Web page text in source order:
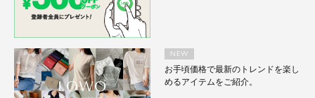
NEW
お手頃価格で最新のトレンドを楽し
めるアイテムをご紹介。